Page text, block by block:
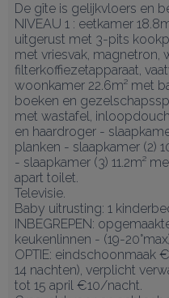
De gîte is gelijkvloers en
NIVEAU 1 : eetkamer
uitgerust met 3-pits
met vriesvak, magnetron,
filterkoffiezetapparaat,
woonkamer 22.6m² met
boeken en
met wastafel,
en haardroger -
planken - slaapkamer (2)
- slaapkamer (3) 11.2m²
apart toilet.
Televisie.
Baby uitrusting: 1
INBEGREPEN:
keukenlinnen - (19-
OPTIE: eindschoonmaak
14 nachten), verplicht
tot 15 april €10/nacht.